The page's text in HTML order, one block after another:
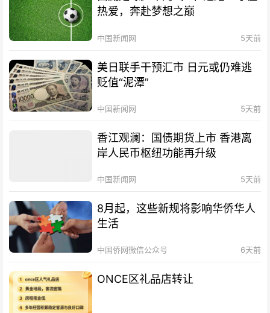
热爱，奔赴梦想之巅
中国新闻网 5天前
美日联手干预汇市 日元或仍难逃
贬值“泥潭”
中国新闻网 5天前
香江观澜：国债期货上市 香港离
岸人民币枢纽功能再升级
中国新闻网 5天前
8月起，这些新规将影响华侨华人
生活
中国侨网微信公众号 6天前
ONCE区礼品店转让